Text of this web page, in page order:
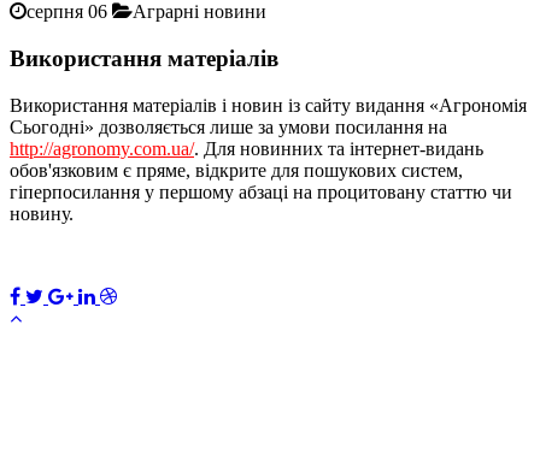
серпня 06 Аграрні новини
Використання матеріалів
Використання матеріалів і новин із сайту видання «Агрономія
Сьогодні» дозволяється лише за умови посилання на
http://agronomy.com.ua/. Для новинних та інтернет-видань
обов'язковим є пряме, відкрите для пошукових систем,
гіперпосилання у першому абзаці на процитовану статтю чи
новину.